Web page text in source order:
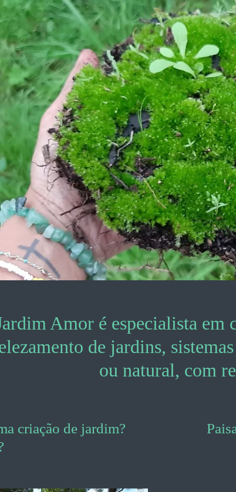
Amor é especialista em
de jardins,
ou natural, com
criação de jardim?